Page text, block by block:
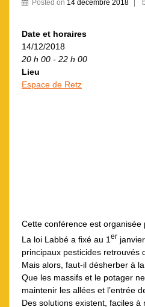
Posted on 14 décembre 2018
Date et horaires
14/12/2018
20 h 00 - 22 h 00
Lieu
Espace de Retz
Cette conférence est
La loi Labbé a fixé au 1 er
principaux pesticides retrouvés
Mais alors, faut-il désherber à
Que les massifs et le potager
maintenir les allées et l’entrée
Des solutions existent, faciles